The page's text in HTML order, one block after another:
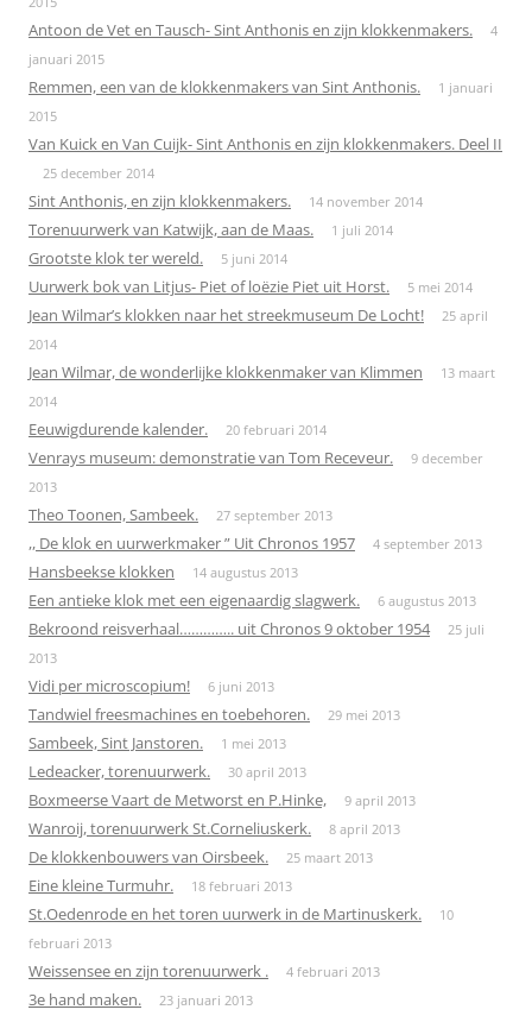
Antoon de Vet en Tausch- Sint Anthonis en zijn klokkenmakers.
4
januari 2015
Remmen, een van de klokkenmakers van Sint Anthonis.
1 januari
2015
Van Kuick en Van Cuijk- Sint Anthonis en zijn klokkenmakers. Deel II
25 december 2014
Sint Anthonis, en zijn klokkenmakers. 14 november 2014
Torenuurwerk van Katwijk, aan de Maas. 1 juli 2014
Grootste klok ter wereld. 5 juni 2014
Uurwerk bok van Litjus- Piet of loëzie Piet uit Horst. 5 mei 2014
Jean Wilmar’s klokken naar het streekmuseum De Locht!
25 april
2014
Jean Wilmar, de wonderlijke klokkenmaker van Klimmen
13 maart
2014
Eeuwigdurende kalender. 20 februari 2014
Venrays museum: demonstratie van Tom Receveur.
9 december
2013
Theo Toonen, Sambeek. 27 september 2013
,, De klok en uurwerkmaker ” Uit Chronos 1957 4 september 2013
Hansbeekse klokken 14 augustus 2013
Een antieke klok met een eigenaardig slagwerk. 6 augustus 2013
Bekroond reisverhaal………….. uit Chronos 9 oktober 1954
25 juli
2013
Vidi per microscopium! 6 juni 2013
Tandwiel freesmachines en toebehoren. 29 mei 2013
Sambeek, Sint Janstoren. 1 mei 2013
Ledeacker, torenuurwerk. 30 april 2013
Boxmeerse Vaart de Metworst en P.Hinke, 9 april 2013
Wanroij, torenuurwerk St.Corneliuskerk. 8 april 2013
De klokkenbouwers van Oirsbeek. 25 maart 2013
Eine kleine Turmuhr. 18 februari 2013
St.Oedenrode en het toren uurwerk in de Martinuskerk.
10
februari 2013
Weissensee en zijn torenuurwerk . 4 februari 2013
3e hand maken. 23 januari 2013